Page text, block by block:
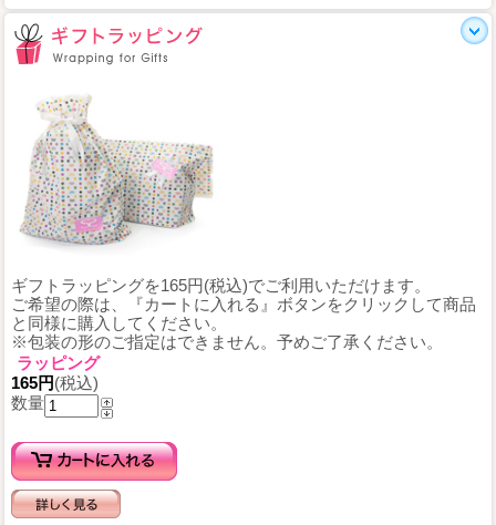
ギフトラッピングを165円(税込)でご利用いただけます。
ご希望の際は、『カートに入れる』ボタンをクリックして商品
と同様に購入してください。
※包装の形のご指定はできません。予めご了承ください。
ラッピング
165円(税込)
数量